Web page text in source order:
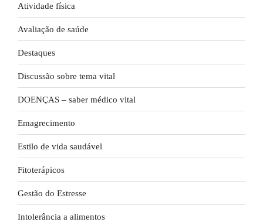
Atividade física
Avaliação de saúde
Destaques
Discussão sobre tema vital
DOENÇAS – saber médico vital
Emagrecimento
Estilo de vida saudável
Fitoterápicos
Gestão do Estresse
Intolerância a alimentos